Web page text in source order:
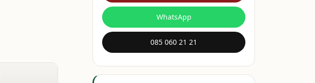
WhatsApp
085 060 21 21